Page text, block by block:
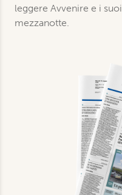
leggere Avvenire e i
mezzanotte.